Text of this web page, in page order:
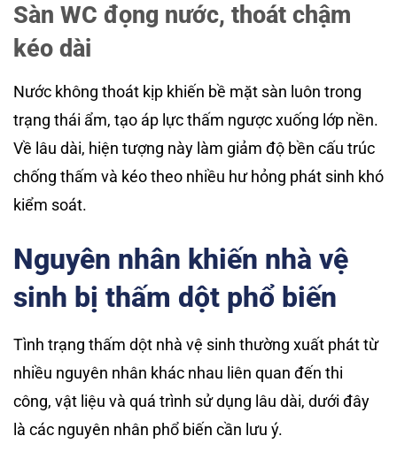
Sàn WC đọng nước, thoát chậm
kéo dài
Nước không thoát kịp khiến bề mặt sàn luôn trong
trạng thái ẩm, tạo áp lực thấm ngược xuống lớp nền.
Về lâu dài, hiện tượng này làm giảm độ bền cấu trúc
chống thấm và kéo theo nhiều hư hỏng phát sinh khó
kiểm soát.
Nguyên nhân khiến nhà vệ
sinh bị thấm dột phổ biến
Tình trạng thấm dột nhà vệ sinh thường xuất phát từ
nhiều nguyên nhân khác nhau liên quan đến thi
công, vật liệu và quá trình sử dụng lâu dài, dưới đây
là các nguyên nhân phổ biến cần lưu ý.